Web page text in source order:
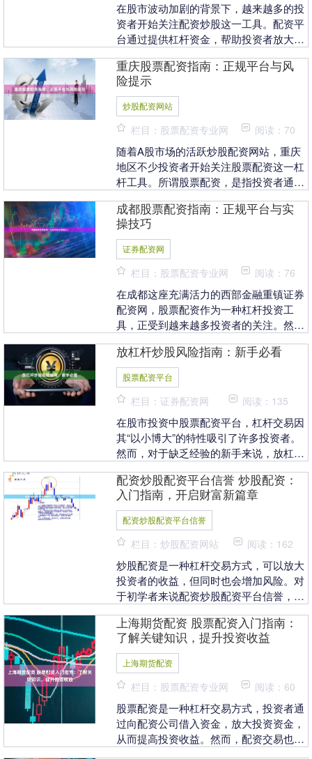
在股市波动加剧的背景下，越来越多的投
资者开始关注配资炒股这一工具。配资平
台通过提供杠杆资金，帮助投资者放大收
为您详细解析如何....
重庆股票配资指南：正规平台与风
险提示
炒股配资网站
栏目：股票配资专业网 阅读：70
随着A股市场的活跃炒股配资网站，重庆
地区不少投资者开始关注股票配资这一杠
杆工具。所谓股票配资，是指投资者通过
放大收益的方式。....
成都股票配资指南：正规平台与实
操技巧
证券配资网
栏目：股票配资专业网 阅读：76
在成都这座充满活力的西部金融重镇证券
配资网，股票配资作为一种杠杆投资工
具，正受到越来越多投资者的关注。然
台、掌握实操技巧，成....
放杠杆炒股风险指南：新手必看
股票配资平台
栏目：证券配资网 阅读：135
在股市投资中股票配资平台，杠杆交易因
其“以小博大”的特性吸引了许多投资者。
然而，对于缺乏经验的新手来说，放杠杆
大，但亏损同样会....
配资炒股配资平台信誉 炒股配资：
入门指南，开启财富新篇章
配资炒股配资平台信誉
栏目：炒股配资网站 阅读：162
炒股配资是一种杠杆交易方式，可以放大
投资者的收益，但同时也会增加风险。对
于初学者来说配资炒股配资平台信誉，了
大投资规模....
上海期货配资 股票配资入门指南：
了解关键知识，提升投资收益
上海期货配资
栏目：股票配资专业网 阅读：60
股票配资是一种杠杆交易方式，投资者通
过向配资公司借入资金，放大投资资金，
从而提高投资收益。然而，配资交易也存